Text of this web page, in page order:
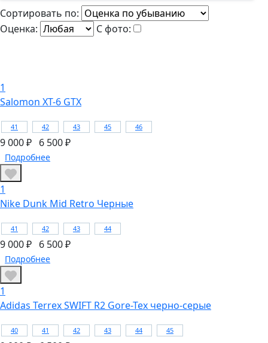
Сортировать по:
Оценка:
С фото:
1
Salomon XT-6 GTX
41 42 43 45 46
9 000 ₽ 6 500 ₽
Подробнее
1
Nike Dunk Mid Retro Черные
41 42 43 44
9 000 ₽ 6 500 ₽
Подробнее
1
Adidas Terrex SWIFT R2 Gore-Tex черно-серые
40 41 42 43 44 45